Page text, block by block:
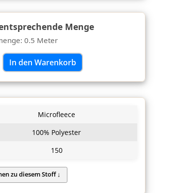
Menge
0.5 Meter
In den Warenkorb
Microfleece
100% Polyester
150